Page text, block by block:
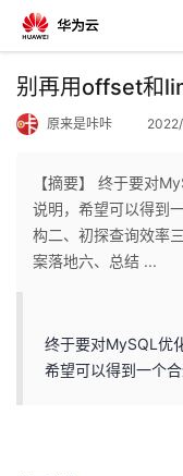
返
个
别再用offset和
原来是咔咔
【摘要】 终于要对
说明，希望可以得到
构二、初探查询效率
案落地六、总结 ...
终于要对MySQL优
希望可以得到一个